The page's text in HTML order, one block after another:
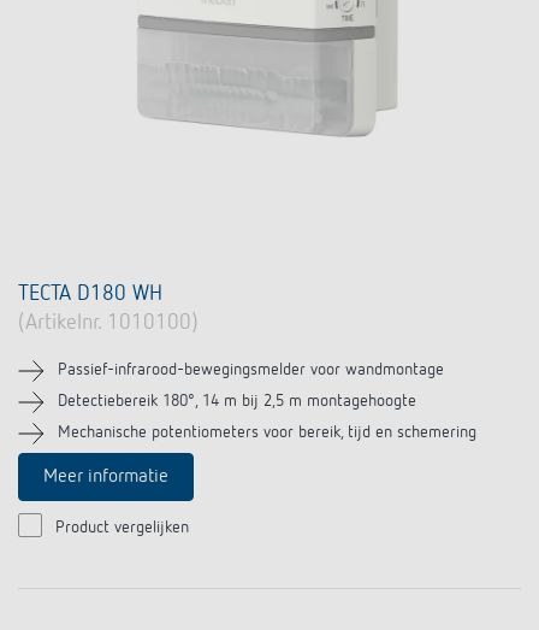
TECTA D180 WH
(Artikelnr. 1010100)
Passief-infrarood-bewegingsmelder voor wandmontage
Detectiebereik 180°, 14 m bij 2,5 m montagehoogte
Mechanische potentiometers voor bereik, tijd en schemering
Meer informatie
Product vergelijken